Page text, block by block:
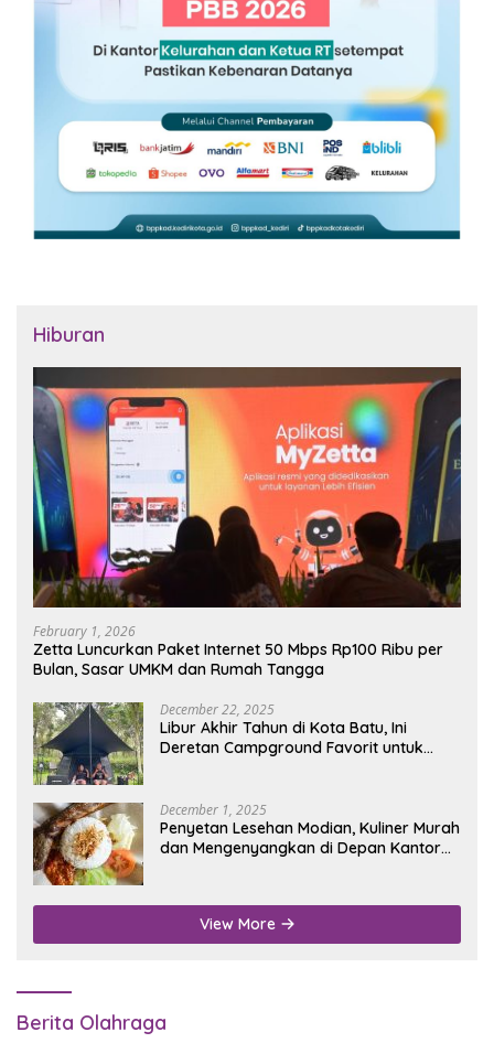
Hiburan
February 1, 2026
Zetta Luncurkan Paket Internet 50 Mbps Rp100 Ribu per
Bulan, Sasar UMKM dan Rumah Tangga
December 22, 2025
Libur Akhir Tahun di Kota Batu, Ini
Deretan Campground Favorit untuk
December 1, 2025
Penyetan Lesehan Modian, Kuliner Murah
dan Mengenyangkan di Depan Kantor
View More
Berita Olahraga